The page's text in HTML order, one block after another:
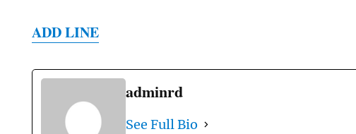
ADD LINE
adminrd
See Full Bio